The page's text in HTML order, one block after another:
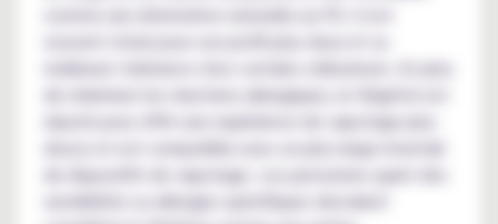
meilleure tolérance chez certains utilisateurs. En plus
de minimiser les réactions allergiques, le Végétol est
réputé pour offrir une expérience de vapotage plus
douce et est compatible avec un plus large éventail
de dispositifs de vapotage. Les personnes ayant des